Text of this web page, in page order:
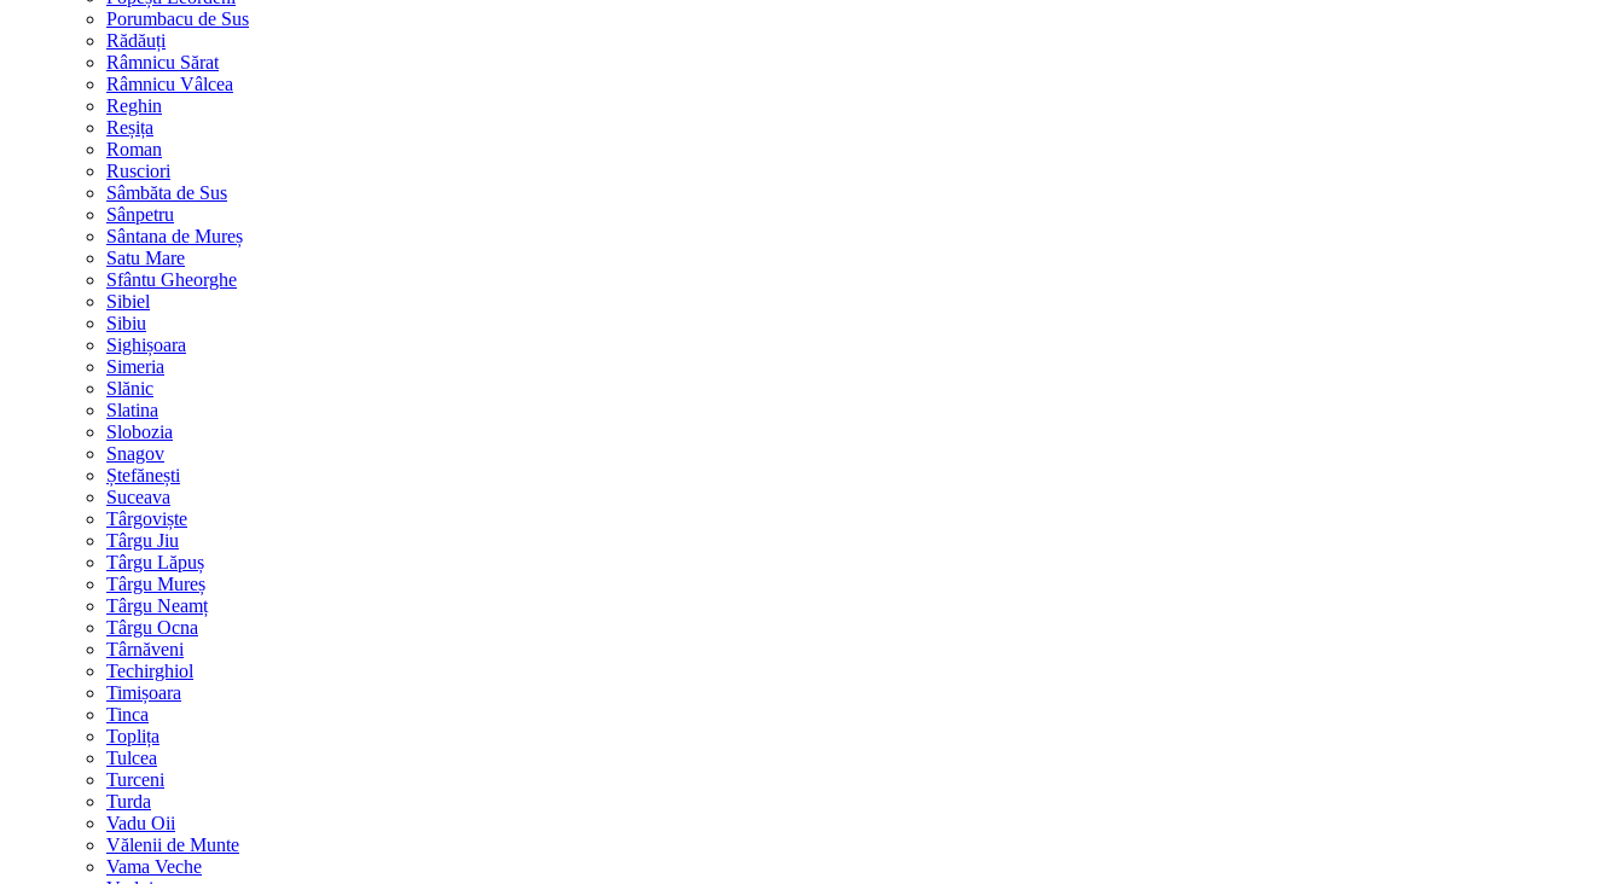
Porumbacu de Sus
Rădăuți
Râmnicu Sărat
Râmnicu Vâlcea
Reghin
Reșița
Roman
Rusciori
Sâmbăta de Sus
Sânpetru
Sântana de Mureș
Satu Mare
Sfântu Gheorghe
Sibiel
Sibiu
Sighișoara
Simeria
Slănic
Slatina
Slobozia
Snagov
Ștefănești
Suceava
Târgoviște
Târgu Jiu
Târgu Lăpuș
Târgu Mureș
Târgu Neamț
Târgu Ocna
Târnăveni
Techirghiol
Timișoara
Tinca
Toplița
Tulcea
Turceni
Turda
Vadu Oii
Vălenii de Munte
Vama Veche